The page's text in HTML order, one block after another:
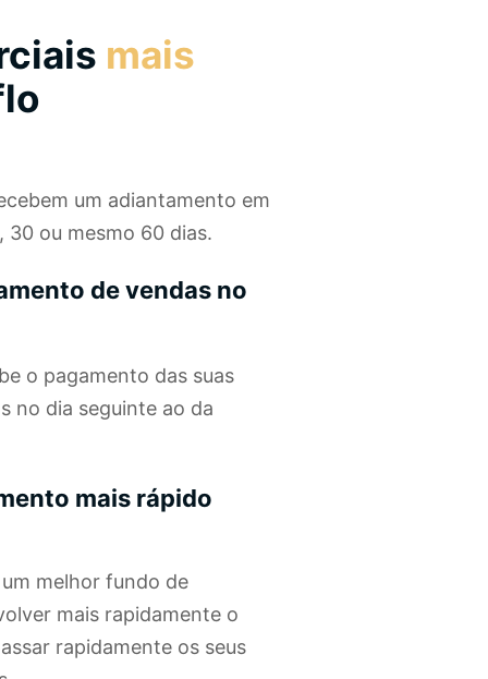
mais
um adiantamento em
30 ou mesmo 60 dias.
de vendas no
o pagamento das suas
no dia seguinte ao da
mais rápido
melhor fundo de
mais rapidamente o
rapidamente os seus